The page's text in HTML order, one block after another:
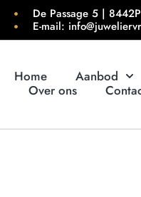
De Passage 5 |
E-mail:
Home Aanbod
Over ons